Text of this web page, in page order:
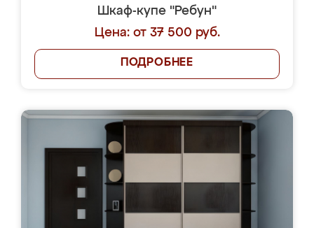
Шкаф-купе "Ребун"
Цена: от 37 500 руб.
ПОДРОБНЕЕ